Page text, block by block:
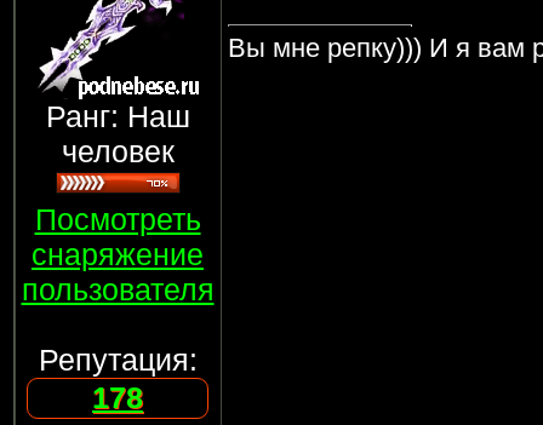
Ранг: Наш
человек
Посмотреть
снаряжение
пользователя
Репутация:
178
Вы мне репку))) И я вам